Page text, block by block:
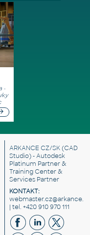
-
ARKANCE CZ/SK(CAD
Studio) - Autodesk
Platinum Partner &
Training Center &
Services Partner
KONTAKT:
| tel. +420 910 970 111